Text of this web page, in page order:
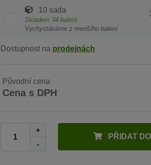
10 sada
Skladem 34 balení
Vychystáváme z menšího balení
Dostupnost na prodejnách
Původní cena
Cena s DPH
+
-
PŘIDAT